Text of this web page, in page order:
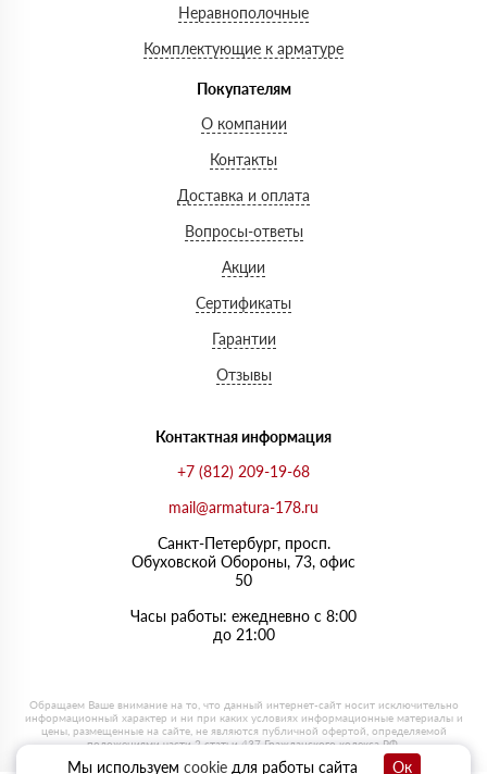
Неравнополочные
Комплектующие к арматуре
Покупателям
О компании
Контакты
Доставка и оплата
Вопросы-ответы
Акции
Сертификаты
Гарантии
Отзывы
Контактная информация
+7 (812) 209-19-68
mail@armatura-178.ru
Санкт-Петербург, просп.
Обуховской Обороны, 73, офис
50
Часы работы: ежедневно с 8:00
до 21:00
Мы используем cookieдля работы сайта Ок